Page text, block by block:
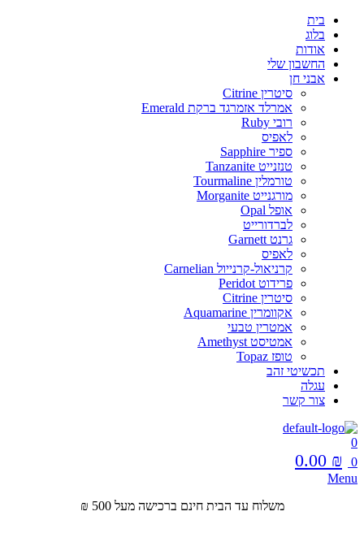
בית
בלוג
אודות
החשבון שלי
אבני חן
סיטרין Citrine
אמרלד אזמרגד ברקת Emerald
רובי Ruby
לאפיס
ספיר Sapphire
טנזנייט Tanzanite
טורמלין Tourmaline
מורגנייט Morganite
אופל Opal
לברדורייט
גרנט Garnett
לאפיס
קרניאול-קרנייול Carnelian
פרידוט Peridot
סיטרין Citrine
אקוומרין Aquamarine
אמטרין טבעי
אמטיסט Amethyst
טופז Topaz
תכשיטי זהב
עגלה
צור קשר
0
0
0.00 ₪
Menu
משלוח עד הבית חינם ברכישה מעל 500 ₪